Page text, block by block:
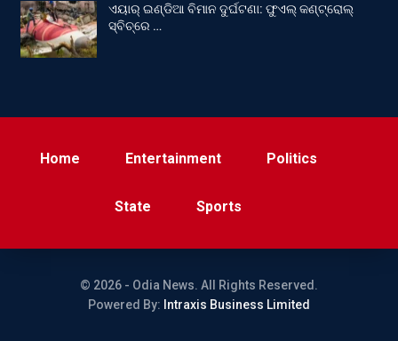
ଏୟାର୍ ଇଣ୍ଡିଆ ବିମାନ ଦୁର୍ଘଟଣା: ଫୁଏଲ୍‌ କଣ୍ଟ୍ରୋଲ୍‌
ସ୍ବିଚ୍‌ରେ …
Home Entertainment Politics
State Sports
© 2026 - Odia News. All Rights Reserved.
Powered By: Intraxis Business Limited